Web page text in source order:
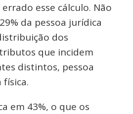
esse cálculo. Não
da pessoa jurídica
dos
que incidem
distintos, pessoa
física.
em 43%, o que os